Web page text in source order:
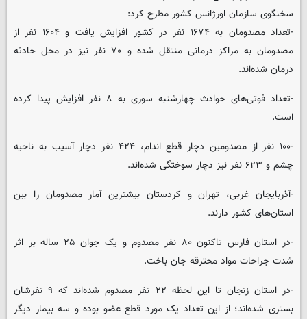
سخنگوی سازمان اورژانس کشور مطرح کرد:
-تعداد مصدومان به ۱۶۷۴ نفر در کشور افزایش یافت و ۱۶۰۴ نفر از
مصدومان به مراکز درمانی منتقل شده و ۷۰ نفر نیز در محل حادثه
درمان شده‌اند.
-تعداد فوتی‌های حوادث چهارشنبه سوری به ۸ نفر افزایش پیدا کرده
است.
-۱۰۰ نفر از مصدومین دچار قطع اندام‌، ۴۲۴ نفر دچار آسیب به ناحیه
چشم و ۶۲۳ نفر نیز دچار سوختگی شده‌اند.
-آذربایجان غربی، تهران و کردستان بیشترین آمار مصدومان را بین
استان‌های کشور دارند.
-در استان فارس تاکنون ۸۰ نفر مصدوم و یک جوان ۲۵ ساله بر اثر
شدت جراحات مواد محترقه جان باخت.
-در استان زنجان تا این لحظه ۲۲ نفر مصدوم شده‌اند ‌که ۹ نفرشان
بستری شده‌اند؛ از این تعداد یک مورد قطع عضو بوده و سه بیمار دیگر